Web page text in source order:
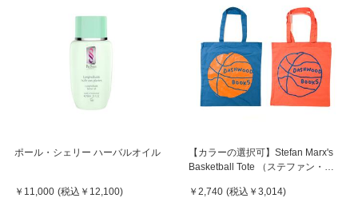
ポール・シェリー ハーバルオイル
￥11,000 (税込 ￥12,100)
【カラーの選択可】Stefan Marx's
Basketball Tote （ステファン・マ
￥2,740 (税込 ￥3,014)